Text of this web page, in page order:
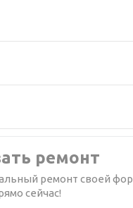
ремонт
ремонт своей
сейчас!